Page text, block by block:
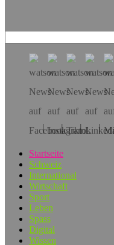
Startseite
Schweiz
International
Wirtschaft
Sport
Leben
Spass
Digital
Wissen